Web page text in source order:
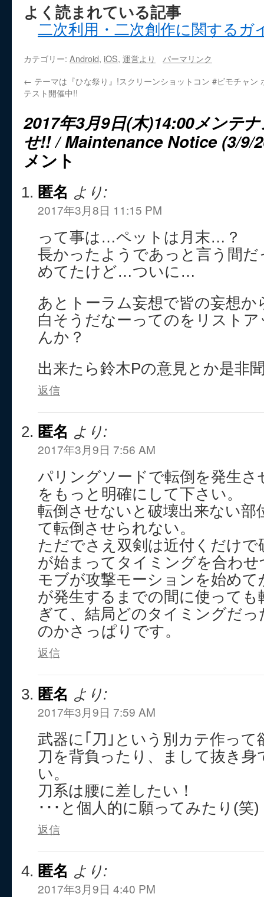
よく読まれている記事
二次利用・二次創作に関するガ
カテゴリー: Android, iOS, 運営より
パーマリンク
← テーマは『ひな祭り』!スクリーンショットコン
テスト開催中!!
#ビモチャン
2017年3月9日(木)14:00メンテ
せ!! / Maintenance Notice (3/9/
メント
匿名 より:
2017年3月8日 11:15 PM
って事は…ペットは月末…？
長かったようであっと言う間
めてたけど…ついに…
あとトーラム妄想で皆の妄想か
白そうだなーってのをリスト
んか？
出来たら鈴木Pの意見とか是非
返信
匿名 より:
2017年3月9日 7:56 AM
パリングソードで転倒を発生
をもっと明確にして下さい。
転倒させないと破壊出来ない部
て転倒させられない。
ただでさえ双剣は近付くだけで
が始まってタイミングを合わ
モブが攻撃モーションを始め
が発生するまでの間に使っても
ぎて、結局どのタイミングだ
のかさっぱりです。
返信
匿名 より:
2017年3月9日 7:59 AM
武器に｢刀｣という別カテ作って
刀を背負ったり、まして抜き
い。
刀系は腰に差したい！
･･･と個人的に願ってみたり(笑)
返信
匿名 より:
2017年3月9日 4:40 PM